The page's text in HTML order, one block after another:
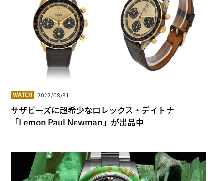
WATCH 2022/08/31
サザビーズに超希少なロレックス・デイトナ
「Lemon Paul Newman」が出品中